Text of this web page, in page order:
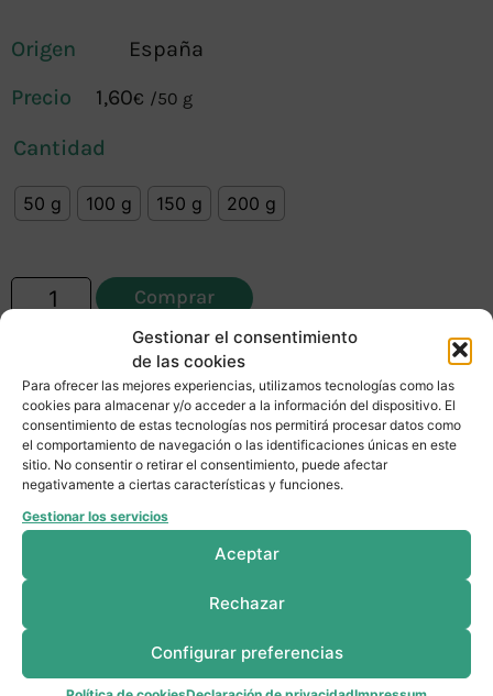
Gestionar el consentimiento
de las cookies
Para ofrecer las mejores experiencias, utilizamos tecnologías como las
cookies para almacenar y/o acceder a la información del dispositivo. El
consentimiento de estas tecnologías nos permitirá procesar datos como
el comportamiento de navegación o las identificaciones únicas en este
sitio. No consentir o retirar el consentimiento, puede afectar
negativamente a ciertas características y funciones.
Gestionar los servicios
Aceptar
Rechazar
Configurar preferencias
Origen
España
1,60€ /50 g
Cantidad
50 g 100 g 150 g 200 g
Comprar
Productos relacionados